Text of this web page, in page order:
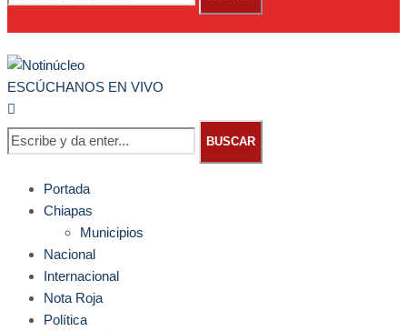
ESCÚCHANOS EN VIVO
BUSCAR
Portada
Chiapas
Municipios
Nacional
Internacional
Nota Roja
Política